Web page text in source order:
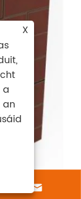

X
a
an